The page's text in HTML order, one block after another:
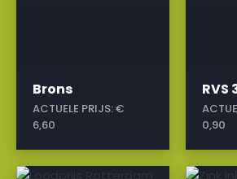
Brons
ACTUELE PRIJS:€
6,60
RVS
0,90
a a